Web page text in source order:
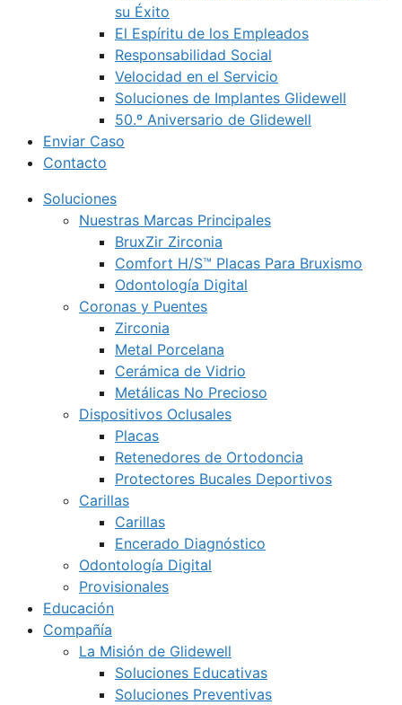
su Éxito
El Espíritu de los Empleados
Responsabilidad Social
Velocidad en el Servicio
Soluciones de Implantes Glidewell
50.º Aniversario de Glidewell
Enviar Caso
Contacto
Soluciones
Nuestras Marcas Principales
BruxZir Zirconia
Comfort H/S™ Placas Para Bruxismo
Odontología Digital
Coronas y Puentes
Zirconia
Metal Porcelana
Cerámica de Vidrio
Metálicas No Precioso
Dispositivos Oclusales
Placas
Retenedores de Ortodoncia
Protectores Bucales Deportivos
Carillas
Carillas
Encerado Diagnóstico
Odontología Digital
Provisionales
Educación
Compañía
La Misión de Glidewell
Soluciones Educativas
Soluciones Preventivas